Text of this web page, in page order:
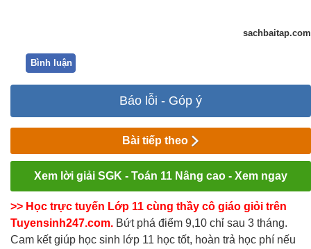
sachbaitap.com
Bình luận
Báo lỗi - Góp ý
Bài tiếp theo
Xem lời giải SGK - Toán 11 Nâng cao - Xem ngay
>> Học trực tuyến Lớp 11 cùng thầy cô giáo giỏi trên
Tuyensinh247.com. Bứt phá điểm 9,10 chỉ sau 3 tháng.
Cam kết giúp học sinh lớp 11 học tốt, hoàn trả học phí nếu